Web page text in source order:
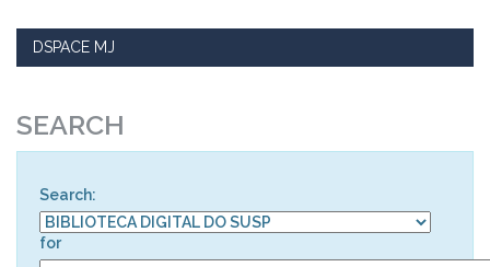
DSPACE MJ
SEARCH
Search:
for